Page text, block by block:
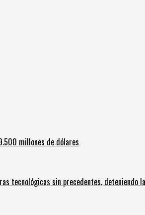
millones de dólares
tecnológicas sin precedentes, deteniendo